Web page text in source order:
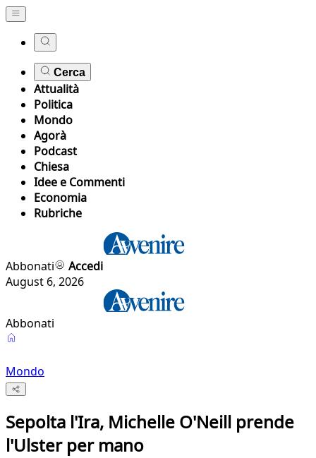
Cerca
Attualità
Politica
Mondo
Agorà
Podcast
Chiesa
Idee e Commenti
Economia
Rubriche
Abbonati
Accedi
August 6, 2026
Abbonati
Mondo
Sepolta l'Ira, Michelle O'Neill prende
l'Ulster per mano